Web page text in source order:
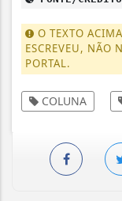
O TEXTO
ESCREVEU, NÃO
PORTAL.
COLUNA